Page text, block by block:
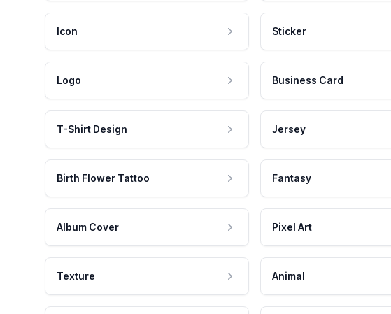
Icon Sticker
Logo Business Card
T-Shirt Design Jersey
Birth Flower Tattoo Fantasy
Album Cover Pixel Art
Texture Animal